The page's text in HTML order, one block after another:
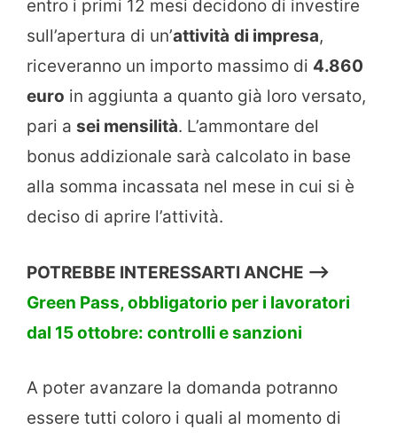
entro i primi 12 mesi decidono di investire
sull’apertura di un’attività di impresa,
riceveranno un importo massimo di 4.860
euro in aggiunta a quanto già loro versato,
pari a sei mensilità. L’ammontare del
bonus addizionale sarà calcolato in base
alla somma incassata nel mese in cui si è
deciso di aprire l’attività.
POTREBBE INTERESSARTI ANCHE —>
Green Pass, obbligatorio per i lavoratori
dal 15 ottobre: controlli e sanzioni
A poter avanzare la domanda potranno
essere tutti coloro i quali al momento di